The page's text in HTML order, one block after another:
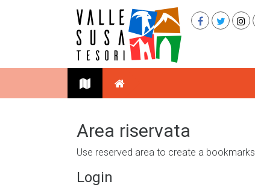
Area riservata
Use reserved area to create a
Login